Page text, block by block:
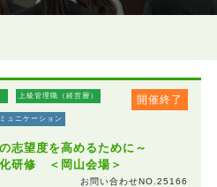
開催終了
上級管理職（経営層）
ュニケーション
志望度を高めるために～
化研修 ＜岡山会場＞
お問い合わせNO.25166